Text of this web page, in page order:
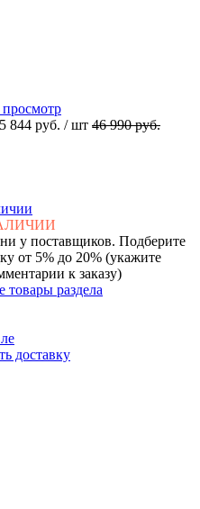
844 руб. / шт 46 990 руб.
у поставщиков. Подберите
от 5% до 20% (укажите
к заказу)
товары раздела
доставку